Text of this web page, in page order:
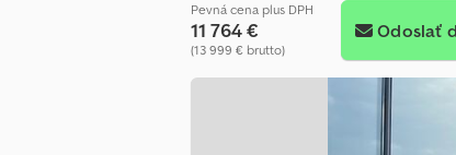
Pevná cena plus DPH
11 764 €
(13 999 € brutto)
Odoslať